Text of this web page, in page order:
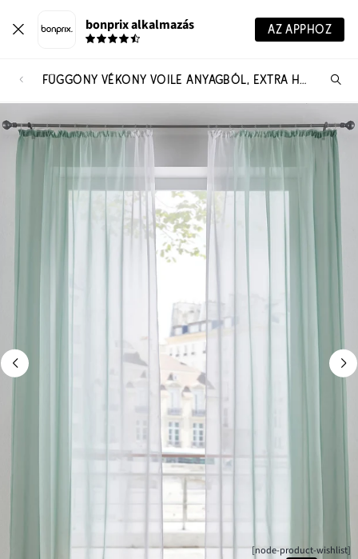
bonprix alkalmazás AZ APPHOZ
FÜGGÖNY VÉKONY VOILE ANYAGBÓL, EXTRA HOSSZÚ MÉRETEKBEN IS (2 DB-OS CSOMAG)
[node-product-wishlist]